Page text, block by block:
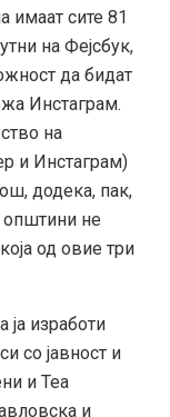
имаат сите 81
на Фејсбук,
да бидат
Инстаграм.
на
и Инстаграм)
додека, пак,
општини не
од овие три
ја изработи
со јавност и
и Теа
и